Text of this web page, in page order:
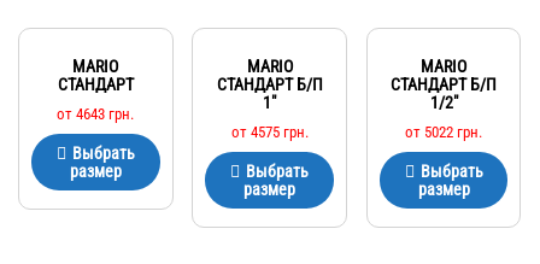
MARIO
СТАНДАРТ
от4643 грн.
Выбрать
размер
MARIO
СТАНДАРТ Б/П
1″
от 4575 грн.
Выбрать
размер
MARIO
СТАНДАРТ Б/П
1/2″
от 5022 грн.
Выбрать
размер